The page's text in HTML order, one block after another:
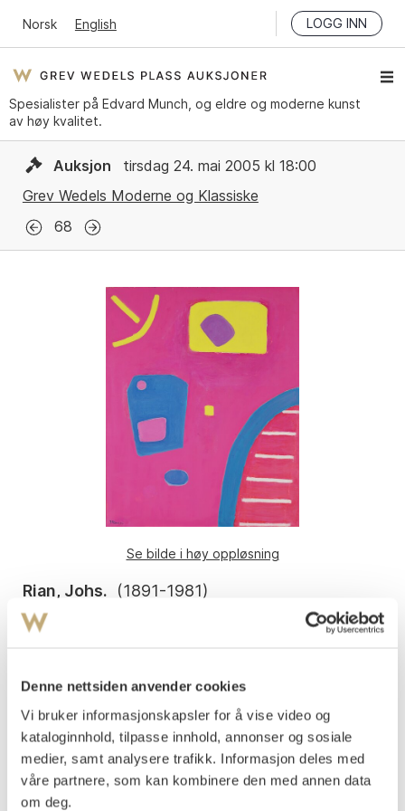
Denne nettsiden anvender cookies
Vi bruker informasjonskapsler for å vise video og
kataloginnhold, tilpasse innhold, annonser og sosiale
medier, samt analysere trafikk. Informasjon deles med
våre partnere, som kan kombinere den med annen data
om deg.
Norsk English LOGG INN
Spesialister på Edvard Munch, og eldre og moderne kunst
av høy kvalitet.
Auksjon
tirsdag 24. mai 2005 kl 18:00
Grev Wedels Moderne og Klassiske
68
Se bilde i høy oppløsning
Rian, Johs. (1891-1981)
Trappen 1980
Signert og datert nede t.v.: J Rian 80
Påtegnet med tittel på baksiden, på blindrammen.
Vurdering
NOK 60 000–80 000